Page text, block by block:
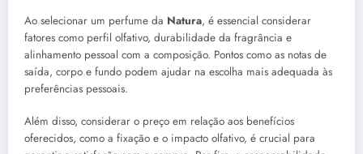
Ao selecionar um perfume da Natura, é essencial considerar
fatores como perfil olfativo, durabilidade da fragrância e
alinhamento pessoal com a composição. Pontos como as notas de
saída, corpo e fundo podem ajudar na escolha mais adequada às
preferências pessoais.
Além disso, considerar o preço em relação aos benefícios
oferecidos, como a fixação e o impacto olfativo, é crucial para